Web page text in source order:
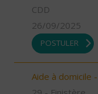
CDD
26/09/2025
POSTULER
Aide à domicile